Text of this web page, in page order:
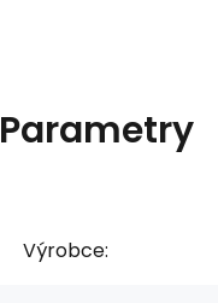
Parametry
Výrobce: